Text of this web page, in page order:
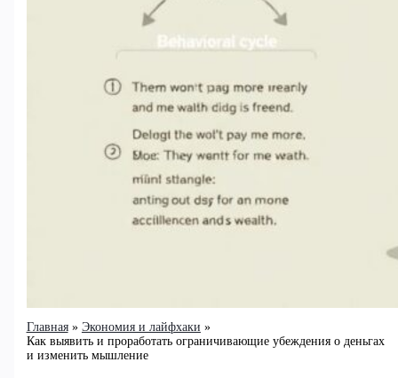
Главная
Экономия и лайфхаки
Как выявить и проработать ограничивающие убеждения о деньгах
и изменить мышление